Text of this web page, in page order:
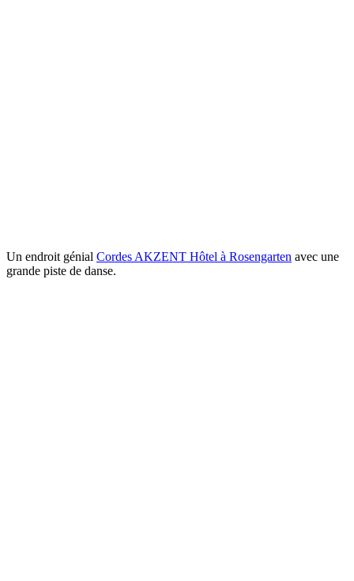
Un endroit génial Cordes AKZENT Hôtel à Rosengarten avec une
grande piste de danse.